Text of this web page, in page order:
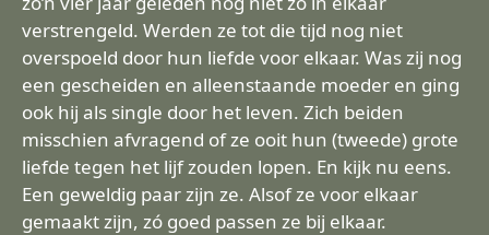
verstrengeld. Werden ze tot die tijd nog niet
overspoeld door hun liefde voor elkaar. Was zij nog
een gescheiden en alleenstaande moeder en ging
ook hij als single door het leven. Zich beiden
misschien afvragend of ze ooit hun (tweede) grote
liefde tegen het lijf zouden lopen. En kijk nu eens.
Een geweldig paar zijn ze. Alsof ze voor elkaar
gemaakt zijn, zó goed passen ze bij elkaar.